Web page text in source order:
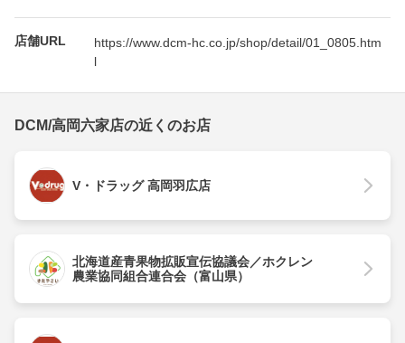
店舗URL
https://www.dcm-hc.co.jp/shop/detail/01_0805.htm
l
DCM/高岡六家店の近くのお店
V・ドラッグ 高岡羽広店
北海道産青果物拡販宣伝協議会／ホクレン
農業協同組合連合会（富山県）